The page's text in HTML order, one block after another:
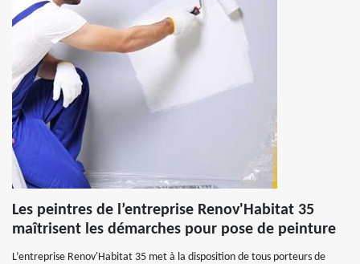
Les peintres de l’entreprise Renov'Habitat 35
maîtrisent les démarches pour pose de peinture
L’entreprise Renov'Habitat 35 met à la disposition de tous porteurs de